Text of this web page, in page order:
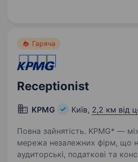
Гаряча
Receptionist
KPMG Київ, 2,2 км від
Повна зайнятість. KPMG* — міжнародна
мережа незалежних фірм, що
аудиторські, податкові та